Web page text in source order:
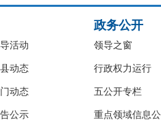
活动
动态
动态
公示
政务公开
领导之窗
行政权力运行
五公开专栏
重点领域信息